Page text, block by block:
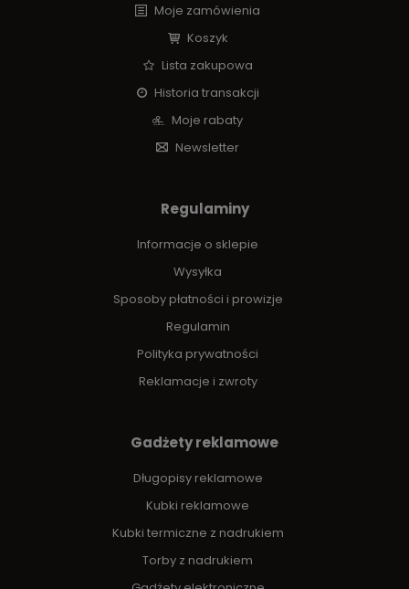
Moje zamówienia
Koszyk
Lista zakupowa
Historia transakcji
Moje rabaty
Newsletter
Regulaminy
Informacje o sklepie
Wysyłka
Sposoby płatności i prowizje
Regulamin
Polityka prywatności
Reklamacje i zwroty
Gadżety reklamowe
Długopisy reklamowe
Kubki reklamowe
Kubki termiczne z nadrukiem
Torby z nadrukiem